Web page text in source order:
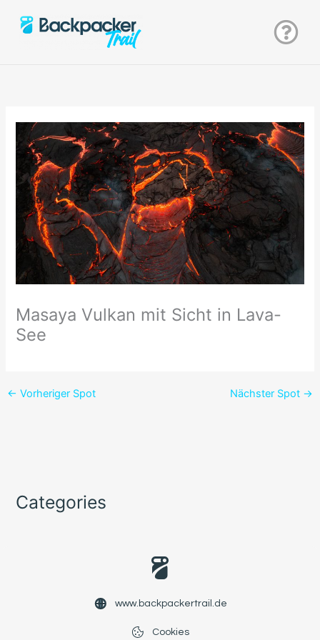
Inhalt
springen
Masaya Vulkan mit Sicht in Lava-
See
← Vorheriger Spot Nächster Spot →
Categories
www.backpackertrail.de
Cookies